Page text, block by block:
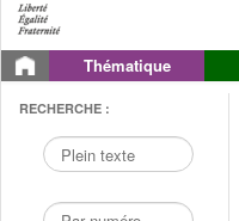
Thématique
RECHERCHE :